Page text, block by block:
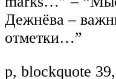
Дежнёва –
отметки…”
p, blockquote